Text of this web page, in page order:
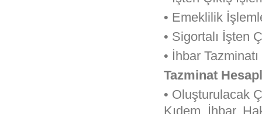
• Emeklilik
• Sigortalı İşten
• İhbar Tazminatı
Tazminat
• Oluşturulacak
Kıdem, İhbar,